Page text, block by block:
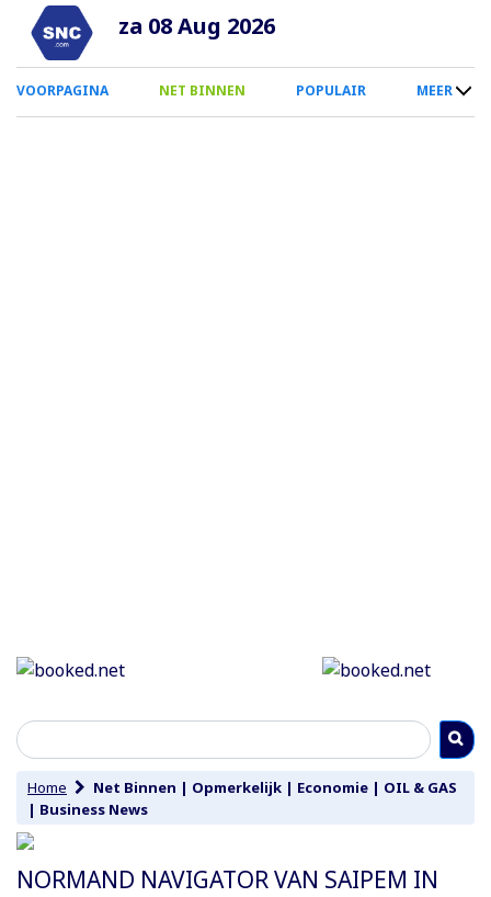
Overslaan
naar
inhoud
za 08 Aug 2026
0
Smartphone
VOORPAGINA NET BINNEN POPULAIR MEER
Home Net Binnen | Opmerkelijk | Economie | OIL & GAS
| Business News
NORMAND NAVIGATOR VAN SAIPEM IN